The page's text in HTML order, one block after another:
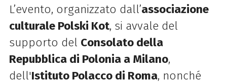
L’evento, organizzato dall’associazione
culturale Polski Kot, si avvale del
supporto del Consolato della
Repubblica di Polonia a Milano,
dell'Istituto Polacco di Roma, nonché